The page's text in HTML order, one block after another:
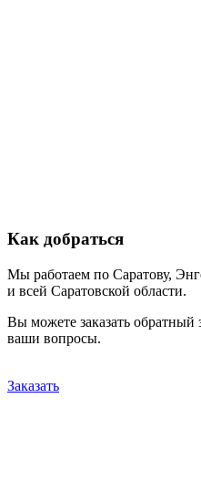
Как добраться
Мы работаем по Саратову,
и всей Саратовской области.
Вы можете заказать
ваши вопросы.
Заказать